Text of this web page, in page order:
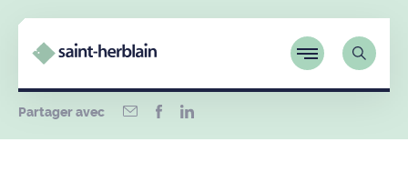
Partager avec